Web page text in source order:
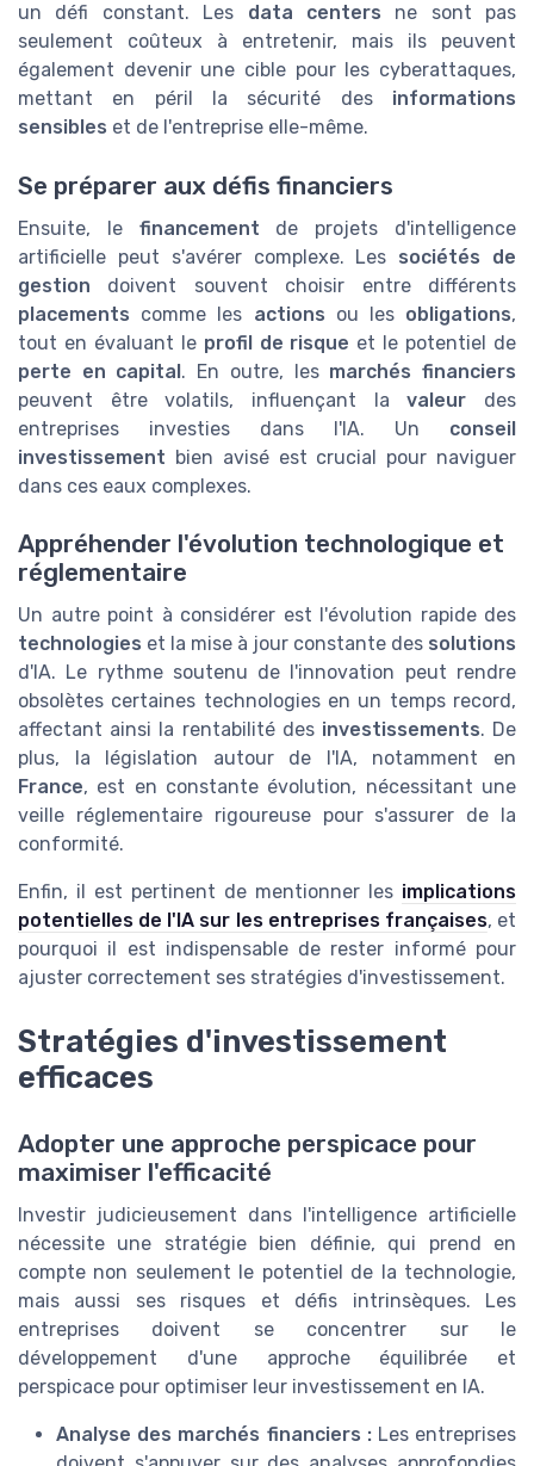
un défi constant. Les data centers ne sont pas
seulement coûteux à entretenir, mais ils peuvent
également devenir une cible pour les cyberattaques,
mettant en péril la sécurité des informations
sensibles et de l'entreprise elle-même.
Se préparer aux défis financiers
Ensuite, le financement de projets d'intelligence
artificielle peut s'avérer complexe. Les sociétés de
gestion doivent souvent choisir entre différents
placements comme les actions ou les obligations,
tout en évaluant le profil de risque et le potentiel de
perte en capital. En outre, les marchés financiers
peuvent être volatils, influençant lavaleur des
entreprises investies dans l'IA. Un conseil
investissement bien avisé est crucial pour naviguer
dans ces eaux complexes.
Appréhender l'évolution technologique et
réglementaire
Un autre point à considérer est l'évolution rapide des
technologies et la mise à jour constante des solutions
d'IA. Le rythme soutenu de l'innovation peut rendre
obsolètes certaines technologies en un temps record,
affectant ainsi la rentabilité des investissements. De
plus, la législation autour de l'IA, notamment en
France, est en constante évolution, nécessitant une
veille réglementaire rigoureuse pour s'assurer de la
conformité.
Enfin, il est pertinent de mentionner les implications
potentielles de l'IA sur les entreprises françaises, et
pourquoi il est indispensable de rester informé pour
ajuster correctement ses stratégies d'investissement.
Stratégies d'investissement
efficaces
Adopter une approche perspicace pour
maximiser l'efficacité
Investir judicieusement dans l'intelligence artificielle
nécessite une stratégie bien définie, qui prend en
compte non seulement le potentiel de la technologie,
mais aussi ses risques et défis intrinsèques. Les
entreprises doivent se concentrer sur le
développement d'une approche équilibrée et
perspicace pour optimiser leur investissement en IA.
Analyse des marchés financiers :Les entreprises